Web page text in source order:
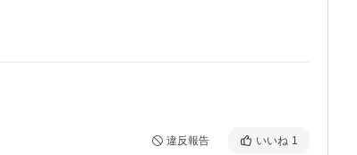
違反報告 いいね 1